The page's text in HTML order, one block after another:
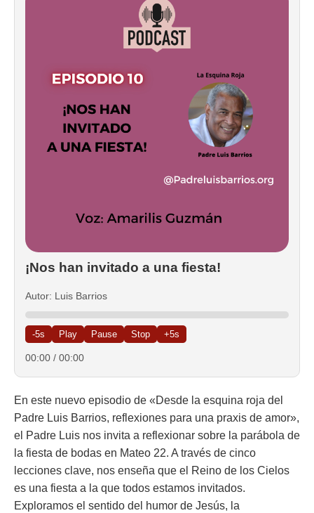
¡Nos han invitado a una fiesta!
Autor: Luis Barrios
-5s Play Pause Stop +5s
00:00 / 00:00
En este nuevo episodio de «Desde la esquina roja del
Padre Luis Barrios, reflexiones para una praxis de amor»,
el Padre Luis nos invita a reflexionar sobre la parábola de
la fiesta de bodas en Mateo 22. A través de cinco
lecciones clave, nos enseña que el Reino de los Cielos
es una fiesta a la que todos estamos invitados.
Exploramos el sentido del humor de Jesús, la